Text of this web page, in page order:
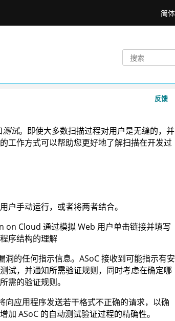
反馈
测试。即使大多数扫描过程对用户是无缝的，并
工作方式可以帮助您更好地了解扫描在开发过
户手动运行，或者将两者结合。
on Cloud 通过模拟 Web 用户单击链接并填写
序结构的理解
的任何指示信息。 ASoC接收到可能指示有安
试，并通知所需验证规则，同时考虑在确定哪
需的验证规则。
向应用程序发送若干格式不正确的请求，以确
加 ASoC的自动测试验证过程的精确性。